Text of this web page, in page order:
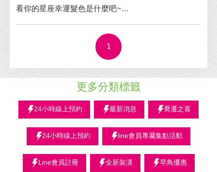
看你的星座幸運髮色是什麼吧~
1
更多分類標籤
24小時線上預約 最新消息 喬遷之喜
24小時線上預約 line會員專屬集點活動
Line會員註冊 全新裝潢 早鳥優惠